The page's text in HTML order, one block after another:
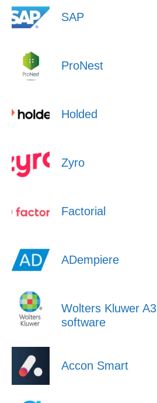
SAP
ProNest
Holded
Zyro
Factorial
ADempiere
Wolters Kluwer A3
software
Accon Smart